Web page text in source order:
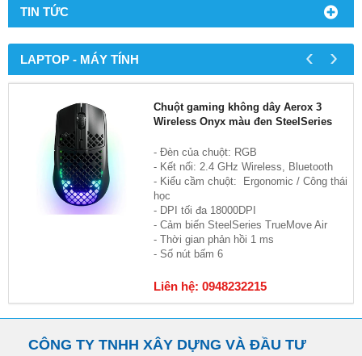
TIN TỨC
LAPTOP - MÁY TÍNH
Chuột gaming không dây Aerox 3
Wireless Onyx màu đen SteelSeries
- Đèn của chuột: RGB
- Kết nối: 2.4 GHz Wireless, Bluetooth
- Kiểu cầm chuột: Ergonomic / Công thái
học
- DPI tối đa 18000DPI
- Cảm biến SteelSeries TrueMove Air
- Thời gian phản hồi 1 ms
- Số nút bấm 6
Liên hệ: 0948232215
‹ ›
CÔNG TY TNHH XÂY DỰNG VÀ ĐẦU TƯ